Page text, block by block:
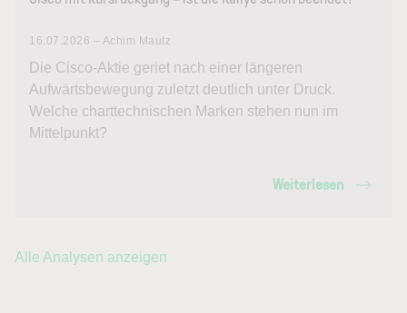
16.07.2026 – Achim Mautz
Die Cisco-Aktie geriet nach einer längeren
Aufwärtsbewegung zuletzt deutlich unter Druck.
Welche charttechnischen Marken stehen nun im
Mittelpunkt?
Weiterlesen
Alle Analysen anzeigen